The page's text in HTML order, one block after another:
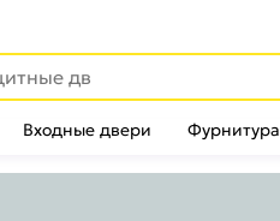
Входные двери Фурнитура